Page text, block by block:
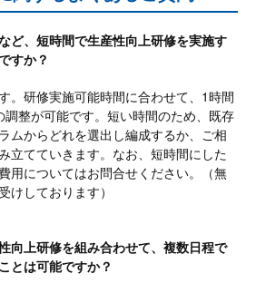
（どこで起きているのか） Why（なぜ
うことを学びました。
に無駄な作業をやめて、どんどん考えるこ
の予実管理やその他のデータ活用を考えて
要なのか、過去のやり方が正解とは限らな
分を考えられるいい機会になった。
からは仕事の好き嫌いだけだはなく、会
優先順位を決めていきたいと思いました。
ど、短時間で生産性向上研修を実施す
すか？
。研修実施可能時間に合わせて、1時間
調整が可能です。短い時間のため、既存
ムからどれを選出し編成するか、ご相
立てていきます。なお、短時間にした
用についてはお問合せください。（無
けしております）
向上研修を組み合わせて、複数日程で
とは可能ですか？